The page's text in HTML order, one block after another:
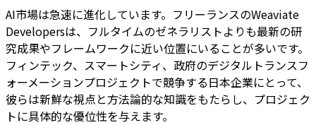
AI市場は急速に進化しています。フリーランスのWeaviate
Developersは、フルタイムのゼネラリストよりも最新の研
究成果やフレームワークに近い位置にいることが多いです。
フィンテック、スマートシティ、政府のデジタルトランスフ
ォーメーションプロジェクトで競争する日本企業にとって、
彼らは新鮮な視点と方法論的な知識をもたらし、プロジェク
トに具体的な優位性を与えます。